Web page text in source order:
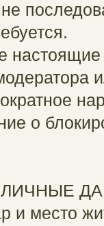
о
ЛИЧНЫЕ
и место